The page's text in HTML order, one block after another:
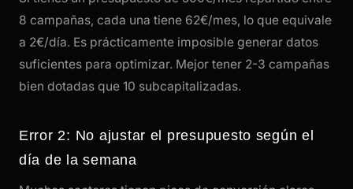
8 campañas, cada una tiene 62€/mes, lo que equivale
a 2€/día. Es prácticamente imposible generar datos
suficientes para optimizar. Mejor tener 2-3 campañas
bien dotadas que 10 subcapitalizadas.
Error 2: No ajustar el presupuesto según el
día de la semana